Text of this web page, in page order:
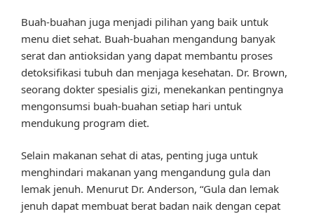
Buah-buahan juga menjadi pilihan yang baik untuk
menu diet sehat. Buah-buahan mengandung banyak
serat dan antioksidan yang dapat membantu proses
detoksifikasi tubuh dan menjaga kesehatan. Dr. Brown,
seorang dokter spesialis gizi, menekankan pentingnya
mengonsumsi buah-buahan setiap hari untuk
mendukung program diet.
Selain makanan sehat di atas, penting juga untuk
menghindari makanan yang mengandung gula dan
lemak jenuh. Menurut Dr. Anderson, “Gula dan lemak
jenuh dapat membuat berat badan naik dengan cepat